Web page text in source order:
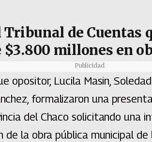
Tribunal de Cuentas
millones en
Publicidad
opositor, Lucila Masin,
formalizaron una
del Chaco solicitando una
de la obra pública municipal